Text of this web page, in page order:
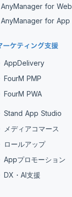
AnyManager for Web
AnyManager for App
ーケティング支援
AppDelivery
FourM PMP
FourM PWA
Stand App Studio
メディアコマース
ロールアップ
Appプロモーション
DX・AI支援